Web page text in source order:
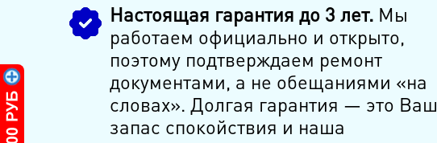
Настоящая гарантия до 3 лет.Мы
работаем официально и открыто,
поэтому подтверждаем ремонт
документами, а не обещаниями «на
словах». Долгая гарантия — это Ваш
запас спокойствия и наша